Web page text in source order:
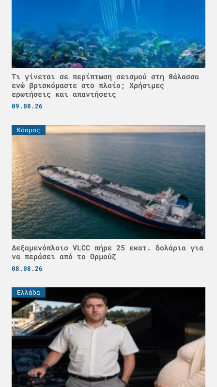
Τι γίνεται σε περίπτωση σεισμού στη θάλασσα
ενώ βρισκόμαστε στο πλοίο; Χρήσιμες
ερωτήσεις και απαντήσεις
09.08.26
Κόσμος
Δεξαμενόπλοιο VLCC πήρε 25 εκατ. δολάρια για
να περάσει από το Ορμούζ
08.08.26
Ελλάδα